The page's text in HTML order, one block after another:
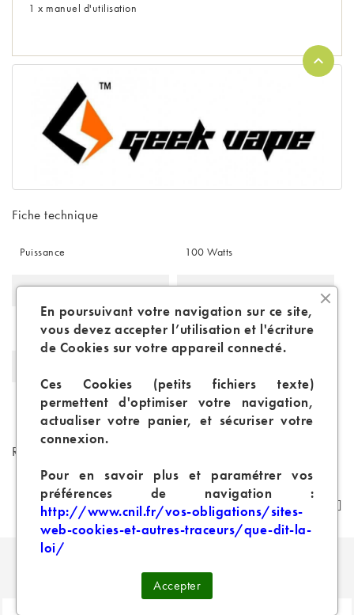
1 x manuel d'utilisation
Fiche technique
Puissance 100 Watts
Contenance 5 ml
Inhalation Directe
Accu 18650
Références spécifiques
PRODUITS SIMILAIRES
En poursuivant votre navigation sur ce site,
vous devez accepter l’utilisation et l'écriture
de Cookies sur votre appareil connecté.
Ces Cookies (petits fichiers texte)
permettent d'optimiser votre navigation,
actualiser votre panier, et sécuriser votre
connexion.
Pour en savoir plus et paramétrer vos
préférences de navigation :
http://www.cnil.fr/vos-obligations/sites-
web-cookies-et-autres-traceurs/que-dit-la-
loi/
Accepter